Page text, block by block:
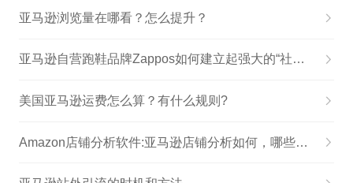
亚马逊浏览量在哪看？怎么提升？
亚马逊自营跑鞋品牌Zappos如何建立起强大的“社群经济”？
美国亚马逊运费怎么算？有什么规则?
Amazon店铺分析软件:亚马逊店铺分析如何，哪些细节不容忽视?